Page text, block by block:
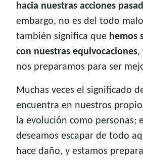
hacia nuestras acciones
embargo, no es del todo
también significa que hemos
con nuestras equivocaciones,
nos preparamos para ser
Muchas veces el significado
encuentra en nuestros
la evolución como personas;
deseamos escapar de todo
hace daño, y estamos